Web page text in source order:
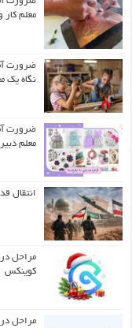
معلم کار
ضرورت
نگاه یک
ضرورت
معلم
انتقال
مراحل
کوینکس
مراحل